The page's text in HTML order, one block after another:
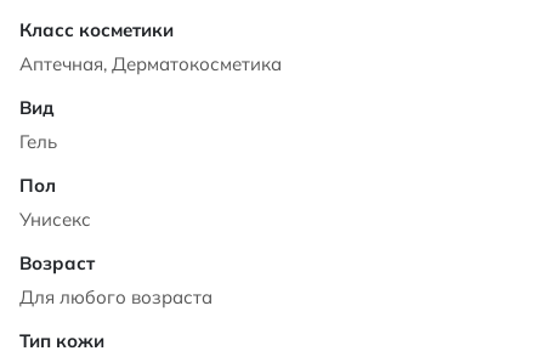
Аптечная, Дерматокосметика
Гель
Унисекс
Для любого возраста